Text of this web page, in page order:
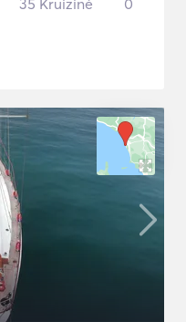
35 Kruizinė 0